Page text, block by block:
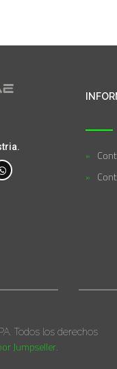
Todos los derechos
Jumpseller